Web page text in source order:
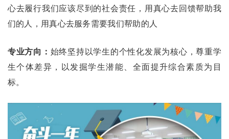
心去履行我们应该尽到的社会责任，用真心去回馈帮助我
们的人，用真心去服务需要我们帮助的人
专业方向： 始终坚持以学生的个性化发展为核心，尊重学
生个体差异，以发掘学生潜能、全面提升综合素质为目
标。